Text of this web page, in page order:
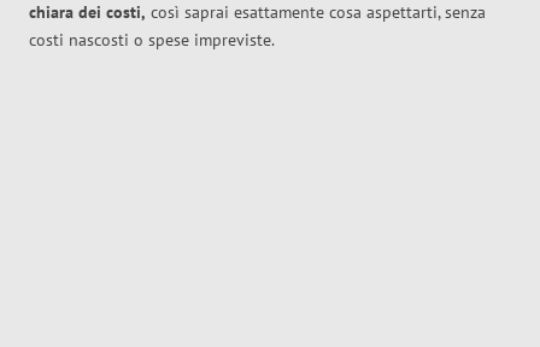
chiara dei costi, così saprai esattamente cosa aspettarti, senza
costi nascosti o spese impreviste.